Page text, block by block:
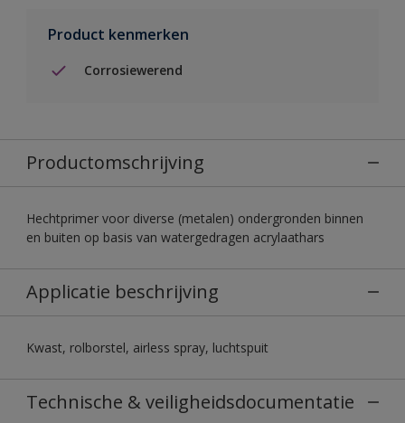
Product kenmerken
Corrosiewerend
Productomschrijving
Hechtprimer voor diverse (metalen) ondergronden binnen
en buiten op basis van watergedragen acrylaathars
Applicatie beschrijving
Kwast, rolborstel, airless spray, luchtspuit
Technische & veiligheidsdocumentatie